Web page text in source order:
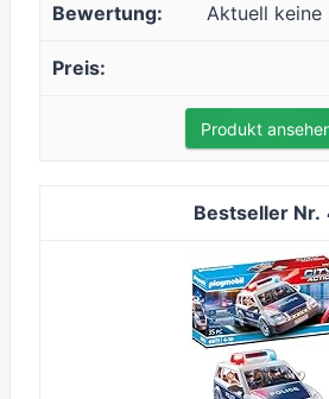
Aktuell keine
Produkt